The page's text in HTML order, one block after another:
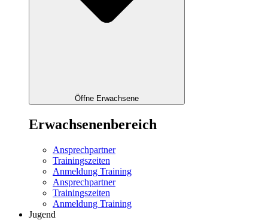
Öffne Erwachsene
Erwachsenenbereich
Ansprechpartner
Trainingszeiten
Anmeldung Training
Ansprechpartner
Trainingszeiten
Anmeldung Training
Jugend